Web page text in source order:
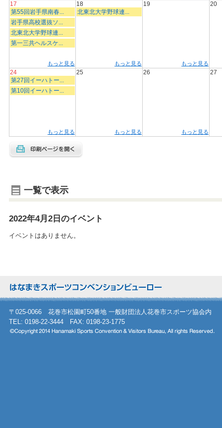
17
第55回岩手県南春...
岩手県高校選抜ソ...
北東北大学野球連...
第一三共ヘルスケ...
もっと見る
18
北東北大学野球連...
もっと見る
19
もっと見る
20
24
第27回イーハトー...
第10回イーハトー...
もっと見る
25
もっと見る
26
もっと見る
27
一覧で表示
2022年4月2日のイベント
イベントはありません。
〒025-0066 花巻市松園町50番地 一般財団法人花巻市スポーツ協会内
TEL: 0198-22-3444 FAX: 0198-23-1775